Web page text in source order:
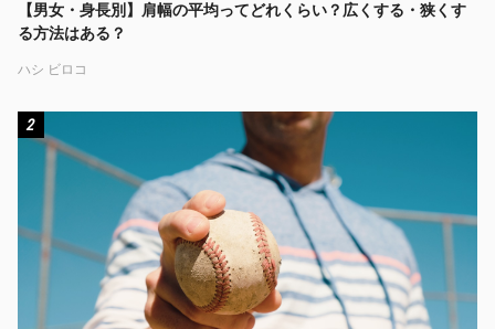
【男女・身長別】肩幅の平均ってどれくらい？広くする・狭くす
る方法はある？
ハシ ビロコ
2